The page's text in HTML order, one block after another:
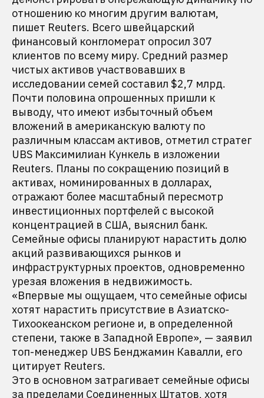
отношению ко многим другим валютам,
пишет Reuters. Всего швейцарский
финансовый конгломерат опросил 307
клиентов по всему миру. Средний размер
чистых активов участвовавших в
исследовании семей составил $2,7 млрд.
Почти половина опрошенных пришли к
выводу, что имеют избыточный объем
вложений в американскую валюту по
различным классам активов, отметил стратег
UBS Максимилиан Кункель в изложении
Reuters. Планы по сокращению позиций в
активах, номинированных в долларах,
отражают более масштабный пересмотр
инвестиционных портфелей с высокой
концентрацией в США, выяснил банк.
Семейные офисы планируют нарастить долю
акций развивающихся рынков и
инфраструктурных проектов, одновременно
урезая вложения в недвижимость.
«Впервые мы ощущаем, что семейные офисы
хотят нарастить присутствие в Азиатско-
Тихоокеанском регионе и, в определенной
степени, также в Западной Европе», — заявил
топ-менеджер UBS Бенджамин Кавалли, его
цитирует Reuters.
Это в основном затрагивает семейные офисы
за пределами Соединенных Штатов, хотя